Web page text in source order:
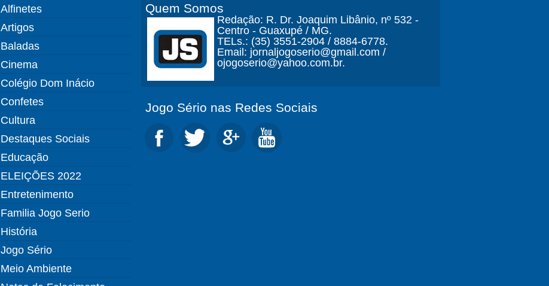
Alfinetes
Artigos
Baladas
Cinema
Colégio Dom Inácio
Confetes
Cultura
Destaques Sociais
Educação
ELEIÇÕES 2022
Entretenimento
Familia Jogo Serio
História
Jogo Sério
Meio Ambiente
Quem Somos
Redação: R. Dr. Joaquim Libânio, nº 532 -
Centro - Guaxupé / MG.
TELs.: (35) 3551-2904 / 8884-6778.
Email: jornaljogoserio@gmail.com /
ojogoserio@yahoo.com.br.
Jogo Sério nas Redes Sociais